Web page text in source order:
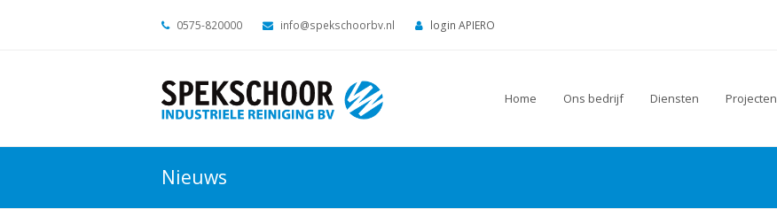
0575-820000 info@spekschoorbv.nl login APIERO
Home Ons bedrijf Diensten Projecten
Nieuws